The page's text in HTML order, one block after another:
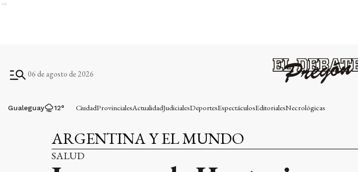
Ads
06 de agosto de 2026
Gualeguay 12° CiudadProvincialesActualidadJudicialesDeportesEspectáculosEditorialesNecrológicas
ARGENTINA Y EL MUNDO
SALUD